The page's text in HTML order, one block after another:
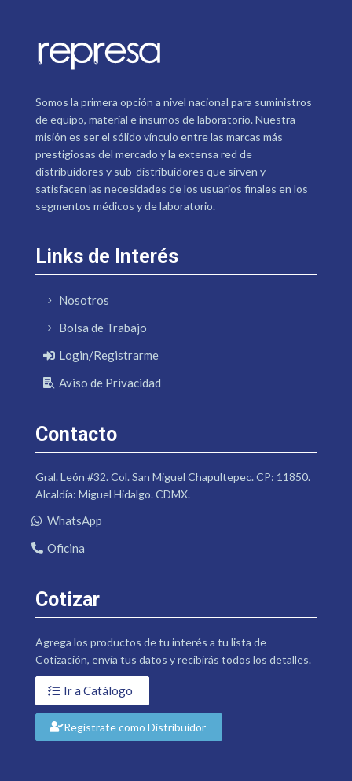
Somos la primera opción a nivel nacional para suministros
de equipo, material e insumos de laboratorio. Nuestra
misión es ser el sólido vínculo entre las marcas más
prestigiosas del mercado y la extensa red de
distribuidores y sub-distribuidores que sirven y
satisfacen las necesidades de los usuarios finales en los
segmentos médicos y de laboratorio.
Links de Interés
Nosotros
Bolsa de Trabajo
Login/Registrarme
Aviso de Privacidad
Contacto
Gral. León #32. Col. San Miguel Chapultepec. CP: 11850.
Alcaldía: Miguel Hidalgo. CDMX.
WhatsApp
Oficina
Cotizar
Agrega los productos de tu interés a tu lista de
Cotización, envía tus datos y recibirás todos los detalles.
Ir a Catálogo
Regístrate como Distribuidor